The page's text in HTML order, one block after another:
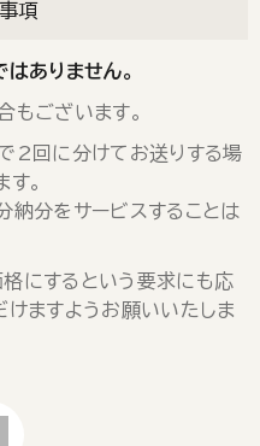
項
ありません。
もございます。
2回に分けてお送りする場
。
納分をサービスすることは
にするという要求にも応
けますようお願いいたしま